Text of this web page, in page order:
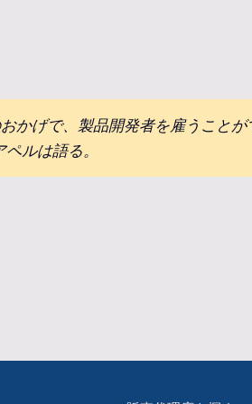
かげで、製品開発者を雇うこと
ルは語る。